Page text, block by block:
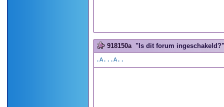
918150a "Is dit forum
.A...A..